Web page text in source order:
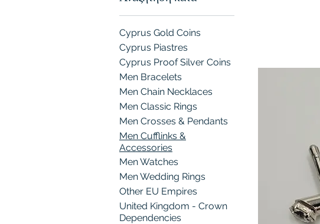
Cyprus Gold Coins
Cyprus Piastres
Cyprus Proof Silver Coins
Men Bracelets
Men Chain Necklaces
Men Classic Rings
Men Crosses & Pendants
Men Cufflinks &
Accessories
Men Watches
Men Wedding Rings
Other EU Empires
United Kingdom - Crown
Dependencies